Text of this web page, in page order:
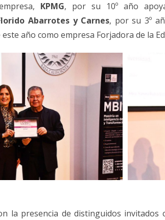
KPMG, por su 10º año
Abarrotes y Carnes, por su 3º
año como empresa Forjadora de la
la presencia de distinguidos invitados